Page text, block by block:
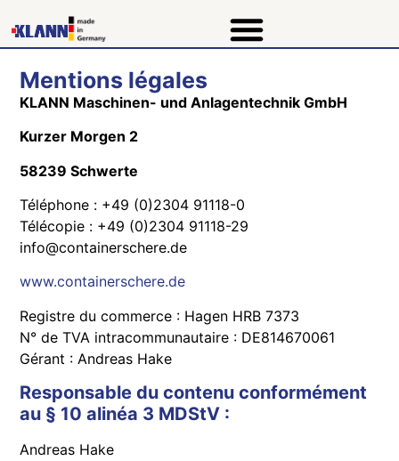
Mentions légales
KLANN Maschinen- und Anlagentechnik GmbH
Kurzer Morgen 2
58239 Schwerte
Téléphone : +49 (0)2304 91118-0
Télécopie : +49 (0)2304 91118-29
info@containerschere.de
www.containerschere.de
Registre du commerce : Hagen HRB 7373
N° de TVA intracommunautaire : DE814670061
Gérant : Andreas Hake
Responsable du contenu conformément
au § 10 alinéa 3 MDStV :
Andreas Hake